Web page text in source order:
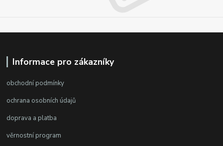
Informace pro zákazníky
obchodní podmínky
ochrana osobních údajů
doprava a platba
věrnostní program